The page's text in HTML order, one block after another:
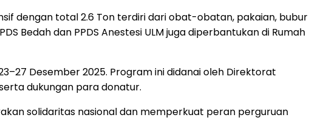
dengan total 2.6 Ton terdiri dari obat-obatan, pakaian, bubur
Bedah dan PPDS Anestesi ULM juga diperbantukan di Rumah
Desember 2025. Program ini didanai oleh Direktorat
dukungan para donatur.
solidaritas nasional dan memperkuat peran perguruan